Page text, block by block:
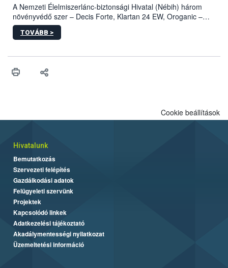
A Nemzeti Élelmiszerlánc-biztonsági Hivatal (Nébih) három
növényvédő szer – Decis Forte, Klartan 24 EW, Oroganic –
engedélyokiratát módosította, így azok a szüretet követően,
egészen a vesszőérettség (BBCH 91) stádiumáig
érésű szőlőkben is legyen lehetőség a károsító elleni további
felhasználók számára is elérhető és ökológiai termesztésben is
TOVÁBB >
Cookie beállítások
Hivatalunk
Bemutatkozás
Szervezeti felépítés
Gazdálkodási adatok
Felügyeleti szervünk
Projektek
Kapcsolódó linkek
Adatkezelési tájékoztató
Akadálymentességi nyilatkozat
Üzemeltetési információ